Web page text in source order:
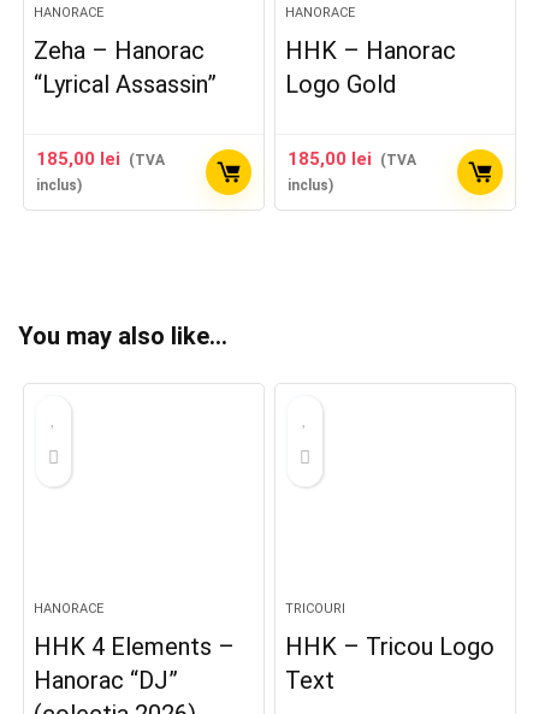
HANORACE
Zeha – Hanorac
“Lyrical Assassin”
185,00 lei
(TVA
inclus)
HANORACE
HHK – Hanorac
Logo Gold
185,00 lei
(TVA
inclus)
You may also like…
HANORACE
HHK 4 Elements –
Hanorac “DJ”
TRICOURI
HHK – Tricou Logo
Text